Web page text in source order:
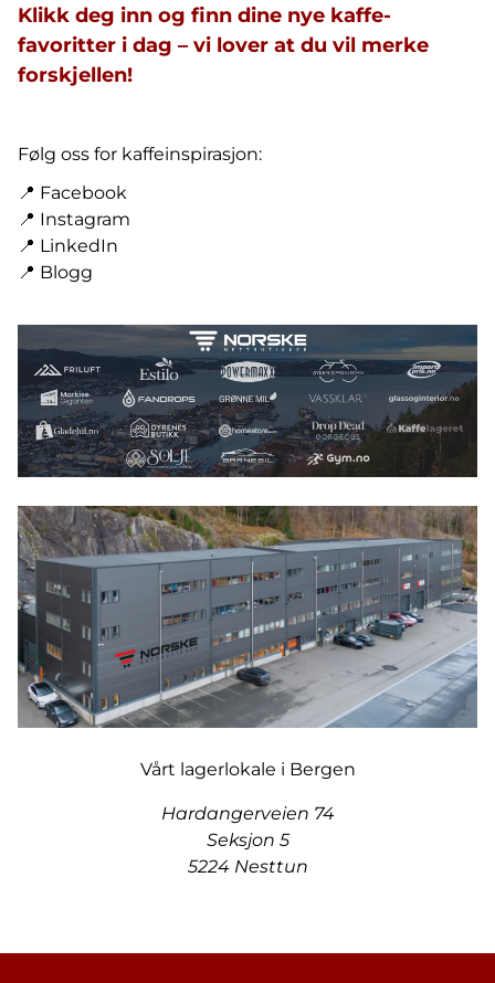
Klikk deg inn og finn dine nye kaffe-
favoritter i dag – vi lover at du vil merke
forskjellen!
Følg oss for kaffeinspirasjon:
📍 Facebook
📍 Instagram
📍 LinkedIn
📍 Blogg
Vårt lagerlokale i Bergen
Hardangerveien 74
Seksjon 5
5224 Nesttun